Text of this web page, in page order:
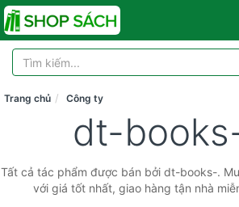
Trang chủ Công ty
dt-
Tất cả tác phẩm được bán bởi dt-books-.
với giá tốt nhất, giao hàng tận nhà